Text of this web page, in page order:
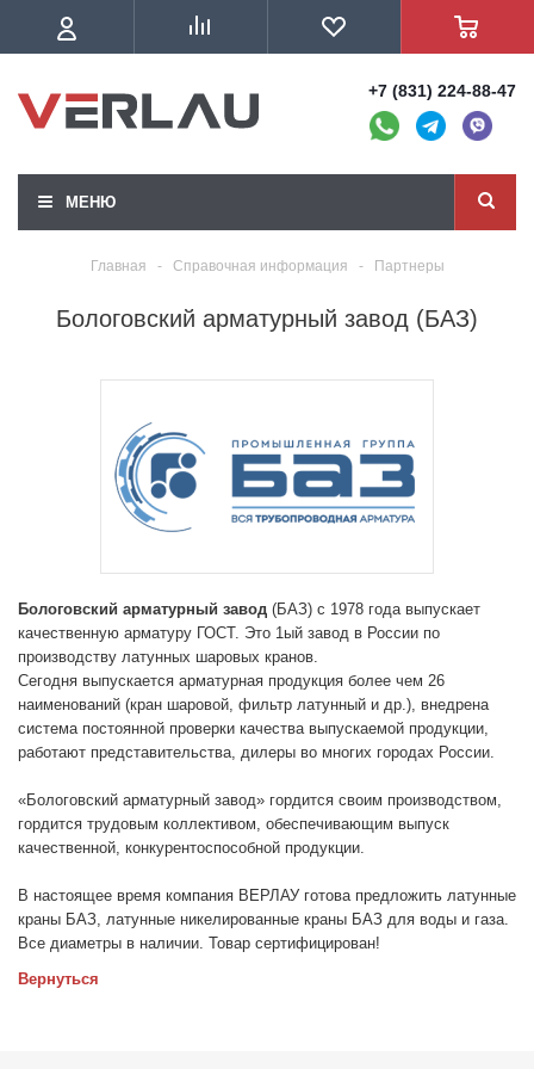
+7 (831) 224-88-47
МЕНЮ
Главная - Справочная информация - Партнеры
Бологовский арматурный завод (БАЗ)
Бологовский арматурный завод (БАЗ) с 1978 года выпускает
качественную арматуру ГОСТ. Это 1ый завод в России по
производству латунных шаровых кранов.
Сегодня выпускается арматурная продукция более чем 26
наименований (кран шаровой, фильтр латунный и др.), внедрена
система постоянной проверки качества выпускаемой продукции,
работают представительства, дилеры во многих городах России.
«Бологовский арматурный завод» гордится своим производством,
гордится трудовым коллективом, обеспечивающим выпуск
качественной, конкурентоспособной продукции.
В настоящее время компания ВЕРЛАУ готова предложить латунные
краны БАЗ, латунные никелированные краны БАЗ для воды и газа.
Все диаметры в наличии. Товар сертифицирован!
Вернуться